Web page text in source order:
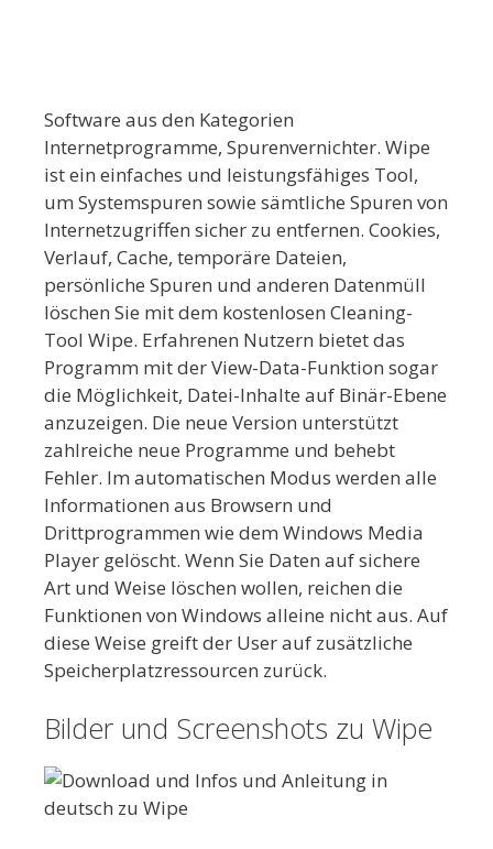
Software aus den Kategorien
Internetprogramme, Spurenvernichter. Wipe
ist ein einfaches und leistungsfähiges Tool,
um Systemspuren sowie sämtliche Spuren von
Internetzugriffen sicher zu entfernen. Cookies,
Verlauf, Cache, temporäre Dateien,
persönliche Spuren und anderen Datenmüll
löschen Sie mit dem kostenlosen Cleaning-
Tool Wipe. Erfahrenen Nutzern bietet das
Programm mit der View-Data-Funktion sogar
die Möglichkeit, Datei-Inhalte auf Binär-Ebene
anzuzeigen. Die neue Version unterstützt
zahlreiche neue Programme und behebt
Fehler. Im automatischen Modus werden alle
Informationen aus Browsern und
Drittprogrammen wie dem Windows Media
Player gelöscht. Wenn Sie Daten auf sichere
Art und Weise löschen wollen, reichen die
Funktionen von Windows alleine nicht aus. Auf
diese Weise greift der User auf zusätzliche
Speicherplatzressourcen zurück.
Bilder und Screenshots zu Wipe